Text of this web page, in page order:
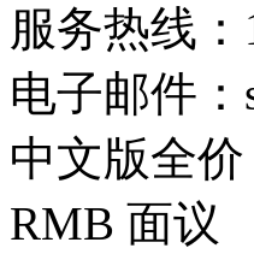
服务热线：
电子邮件：
中文版全
RMB 面议